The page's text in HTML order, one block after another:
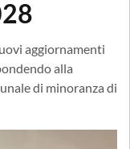
aggiornamenti
alla
di minoranza di